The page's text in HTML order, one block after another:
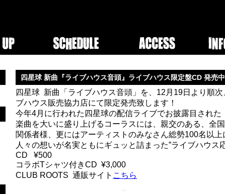
四星球 新曲『ライブハウス音頭』ライブハウス限定盤CD 発売
四星球 新曲「ライブハウス音頭」を、12月19日より順
ブハウス販売協力店にて限定発売致します！
今年4月に行われた四星球の配信ライブでお披露目された
楽曲を大いに盛り上げるコーラスには、親交のある、全
関係者様、更にはアーティストのみなさん総勢100名以
人々の想いが名実ともにギュッと詰まった”ライブハウス
CD ¥500
コラボTシャツ付きCD ¥3,000
CLUB ROOTS 通販サイト こちら